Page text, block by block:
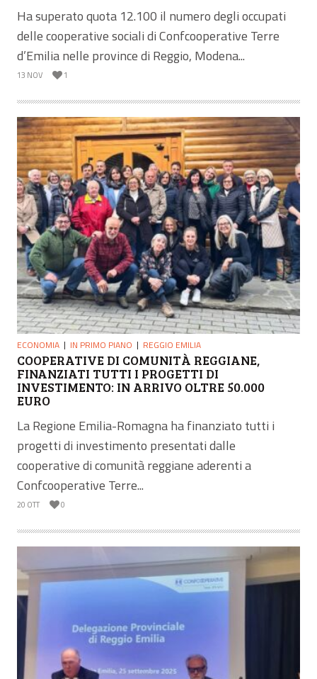
Ha superato quota 12.100 il numero degli occupati
delle cooperative sociali di Confcooperative Terre
d’Emilia nelle province di Reggio, Modena...
13 NOV 1
ECONOMIA IN PRIMO PIANO REGGIO EMILIA
COOPERATIVE DI COMUNITÀ REGGIANE,
FINANZIATI TUTTI I PROGETTI DI
INVESTIMENTO: IN ARRIVO OLTRE 50.000
EURO
La Regione Emilia-Romagna ha finanziato tutti i
progetti di investimento presentati dalle
cooperative di comunità reggiane aderenti a
Confcooperative Terre...
20 OTT 0